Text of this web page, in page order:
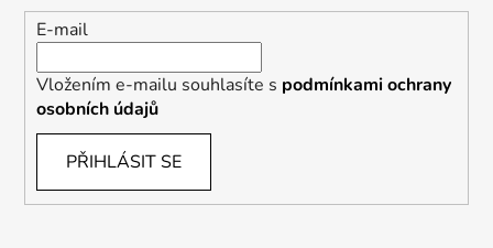
E-mail
Vložením e-mailu souhlasíte s podmínkami ochrany
osobních údajů
PŘIHLÁSIT SE